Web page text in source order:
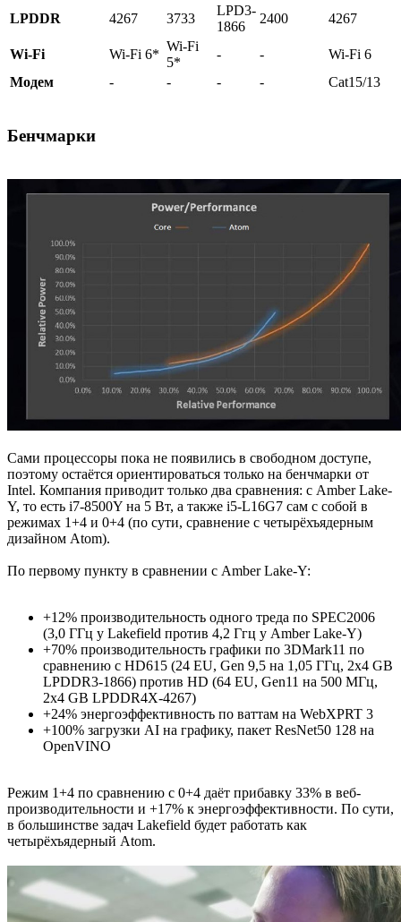
LPDDR 4267 3733
LPD3-
1866
2400 4267
Wi-Fi Wi-Fi 6*
Wi-Fi
5*
- -
Wi-Fi 6
Модем
- - - - Cat15/13
Бенчмарки
Сами процессоры пока не появились в свободном доступе,
поэтому остаётся ориентироваться только на бенчмарки от
Intel. Компания приводит только два сравнения: с Amber Lake-
Y, то есть i7-8500Y на 5 Вт, а также i5-L16G7 сам с собой в
режимах 1+4 и 0+4 (по сути, сравнение с четырёхъядерным
дизайном Atom).
По первому пункту в сравнении с Amber Lake-Y:
+12% производительность одного треда по SPEC2006
(3,0 ГГц у Lakefield против 4,2 Ггц у Amber Lake-Y)
+70% производительность графики по 3DMark11 по
сравнению с HD615 (24 EU, Gen 9,5 на 1,05 ГГц, 2x4 GB
LPDDR3-1866) против HD (64 EU, Gen11 на 500 МГц,
2x4 GB LPDDR4X-4267)
+24% энергоэффективность по ваттам на WebXPRT 3
+100% загрузки AI на графику, пакет ResNet50 128 на
OpenVINO
Режим 1+4 по сравнению с 0+4 даёт прибавку 33% в веб-
производительности и +17% к энергоэффективности. По сути,
в большинстве задач Lakefield будет работать как
четырёхъядерный Atom.